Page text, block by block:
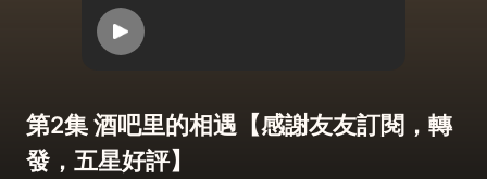
第2集 酒吧里的相遇【感謝友友訂閱，轉
發，五星好評】